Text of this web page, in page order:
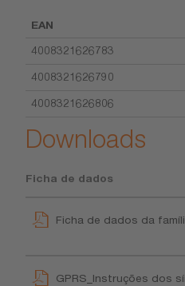
EAN
4008321626783
4008321626790
4008321626806
Downloads
Ficha de dados
Ficha de dados da
GPRS_Instruções dos